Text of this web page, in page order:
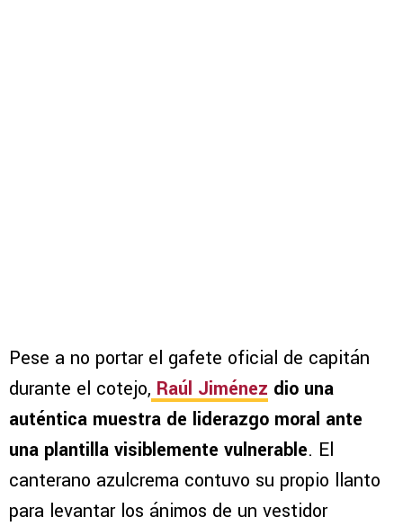
Pese a no portar el gafete oficial de capitán
durante el cotejo, Raúl Jiménez dio una
auténtica muestra de liderazgo moral ante
una plantilla visiblemente vulnerable. El
canterano azulcrema contuvo su propio llanto
para levantar los ánimos de un vestidor